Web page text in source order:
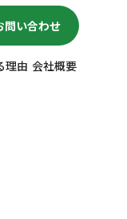
問い合わせ
理由 会社概要